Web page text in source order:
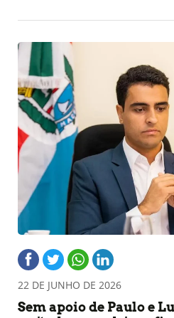
22 DE JUNHO DE 2026
Sem apoio de Paulo e